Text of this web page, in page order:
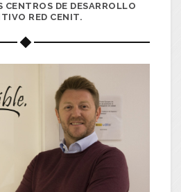
CENTROS DE DESARROLLO
RED CENIT.